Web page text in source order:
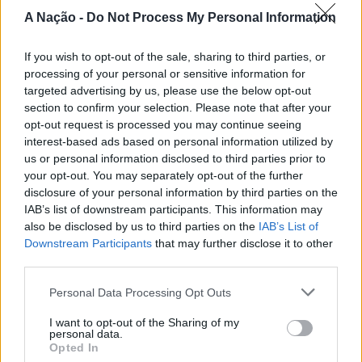
A Nação - Do Not Process My Personal Information
If you wish to opt-out of the sale, sharing to third parties, or
processing of your personal or sensitive information for
targeted advertising by us, please use the below opt-out
section to confirm your selection. Please note that after your
opt-out request is processed you may continue seeing
interest-based ads based on personal information utilized by
us or personal information disclosed to third parties prior to
your opt-out. You may separately opt-out of the further
disclosure of your personal information by third parties on the
IAB’s list of downstream participants. This information may
also be disclosed by us to third parties on the IAB’s List of
Downstream Participants that may further disclose it to other
Personal Data Processing Opt Outs
I want to opt-out of the Sharing of my
personal data.
Opted In
Portugal.
Imagem: LE.
TÓPICOS RELACIONADOS: ALJUSTREL BEJA
CUBA
DESTAQUE
LENDIAS D'ENCANTAR TEATRO
PRÓXIMO
Universidade do Minho celebra o Dia Europeu do
Património Académico
Últimas exibições do LEFFEST para ver em Sintra
Nova de Milfontes e Ericeira.
A iniciativa pretende aproximar a prática dos desportos
de vento das comunidades costeiras, promovendo o
território através do mar e das suas condições naturais.
Nas palavras de Pedro Mota, De todas as etapas do
Nortada Ocean Rides, este evento é o que mais precisa
da “nortada” como apoio, porque sem vento não há
kitesurf.
A presença da Nortada vai mais uma vez, alem da
competição. O que queremos é fazer parte deste
movimento que promove o encontro entre atletas,
visitantes e a comunidade local. Que a marca Nortada
valorizando o património natural e a relação de
Esposende com o vento e o mar, refere o CEO da
Nortada.
ATUALIDADE
Cinco projetos de Cascais finalistas
em iniciativa europeia
Publicado 1 dia atrás on 05/08/2026
Por
Ígor Lopes
Awards,” a 30 de outubro de 2026, no Centro de
Congressos do Estoril.
Participação cívica, Juventude, Educação, Emprego e